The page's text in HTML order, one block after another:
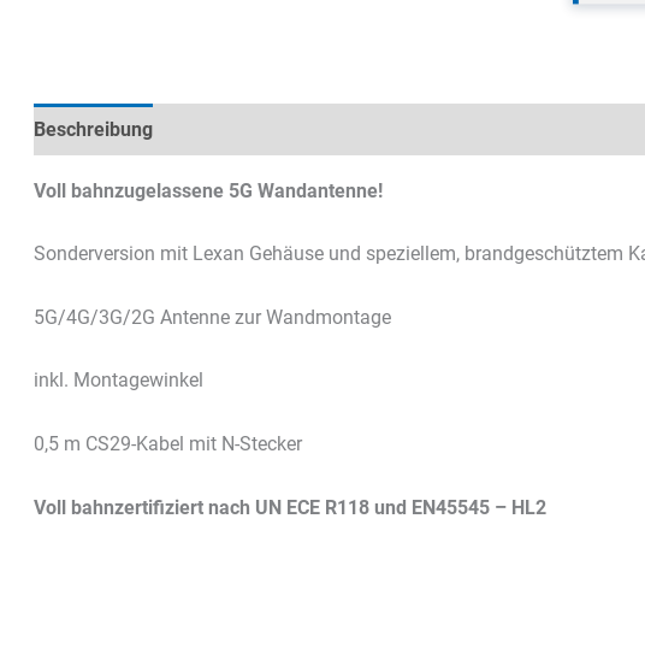
Beschreibung
Voll bahnzugelassene 5G Wandantenne!
Sonderversion mit Lexan Gehäuse und speziellem, brandgeschütztem
5G/4G/3G/2G Antenne zur Wandmontage
inkl. Montagewinkel
0,5 m CS29-Kabel mit N-Stecker
Voll bahnzertifiziert nach UN ECE R118 und EN45545 – HL2